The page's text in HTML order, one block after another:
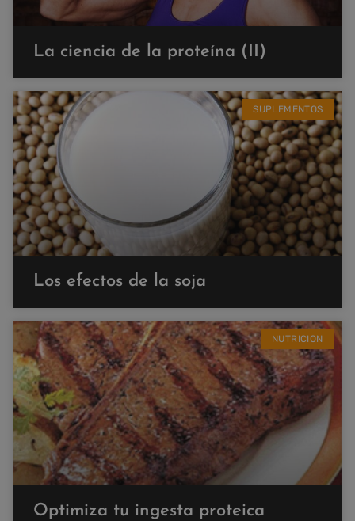
La ciencia de la proteína (II)
SUPLEMENTOS
Los efectos de la soja
NUTRICION
Optimiza tu ingesta proteica